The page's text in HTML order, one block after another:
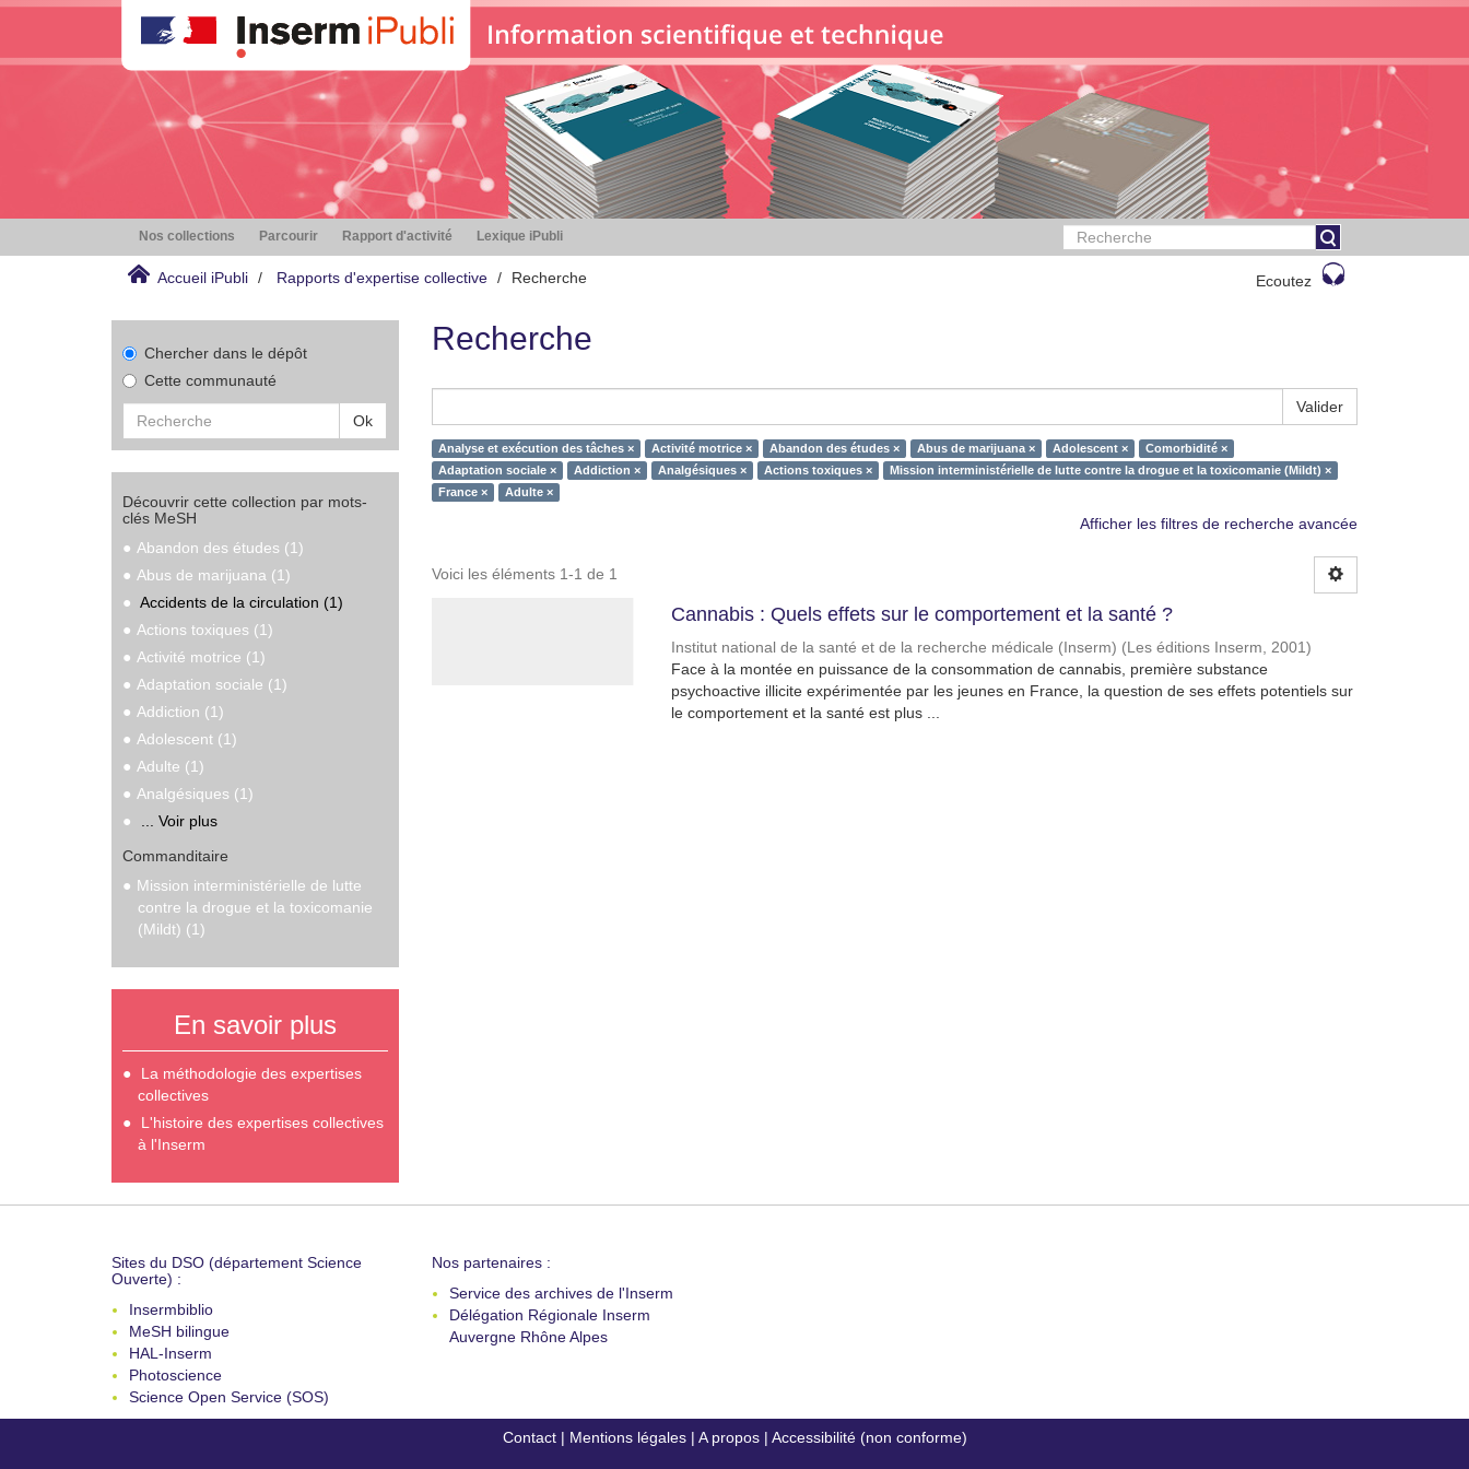
Nos collections Parcourir Rapport d'activité Lexique iPubli
Accueil iPubli Rapports d'expertise collective Recherche Ecoutez
Chercher dans le dépôt
Cette communauté
Ok
Découvrir cette collection par mots-
clés MeSH
Abandon des études (1)
Abus de marijuana (1)
Accidents de la circulation (1)
Actions toxiques (1)
Activité motrice (1)
Adaptation sociale (1)
Addiction (1)
Adolescent (1)
Adulte (1)
Analgésiques (1)
... Voir plus
Commanditaire
Mission interministérielle de lutte
contre la drogue et la toxicomanie
(Mildt) (1)
En savoir plus
La méthodologie des expertises
collectives
L'histoire des expertises collectives
à l'Inserm
Recherche
Valider
Analyse et exécution des tâches × Activité motrice × Abandon des études × Abus de marijuana × Adolescent ×
Comorbidité ×
Adaptation sociale ×
Addiction × Analgésiques × Actions toxiques ×
Mission interministérielle de lutte contre la drogue et la toxicomanie (Mildt) ×
France ×
Adulte ×
Afficher les filtres de recherche avancée
Voici les éléments 1-1 de 1
Cannabis : Quels effets sur le comportement et la santé ?
Institut national de la santé et de la recherche médicale (Inserm) (Les éditions Inserm, 2001)
Face à la montée en puissance de la consommation de cannabis, première substance
psychoactive illicite expérimentée par les jeunes en France, la question de ses effets potentiels sur
le comportement et la santé est plus ...
Sites du DSO (département Science
Ouverte) :
Insermbiblio
MeSH bilingue
HAL-Inserm
Photoscience
Science Open Service (SOS)
Nos partenaires :
Service des archives de l'Inserm
Délégation Régionale Inserm
Auvergne Rhône Alpes
Contact| Mentions légales| A propos| Accessibilité (non conforme)